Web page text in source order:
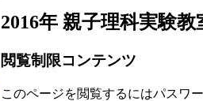
2016年 親子理科実験
閲覧制限コンテンツ
このページを閲覧するにはパスワ